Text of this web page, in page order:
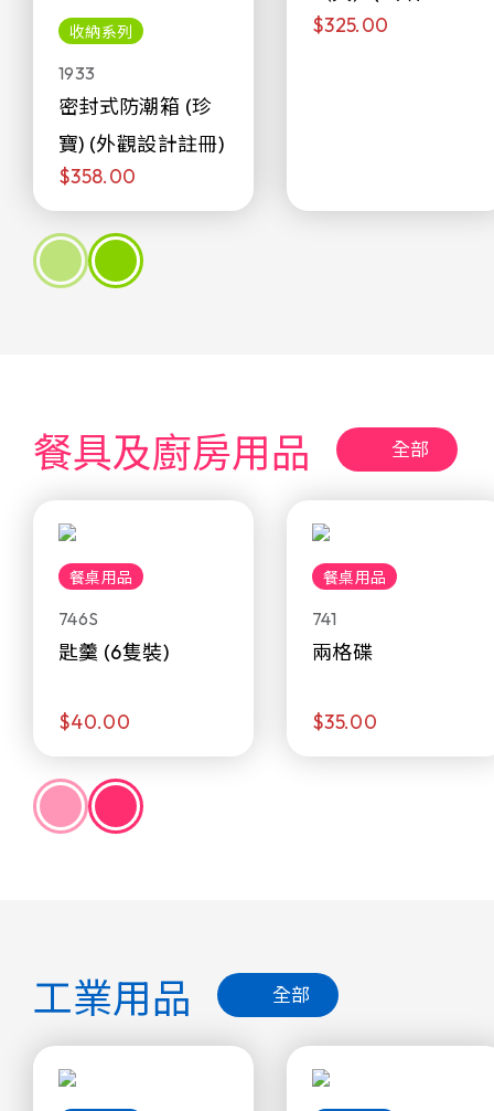
收納系列
1933
密封式防潮箱 (珍
寶) (外觀設計註冊)
$358.00
侖)
$325.00
餐具及廚房用品 全部
餐桌用品
746S
匙羹 (6隻裝)
$40.00
餐桌用品
741
兩格碟
$35.00
工業用品 全部